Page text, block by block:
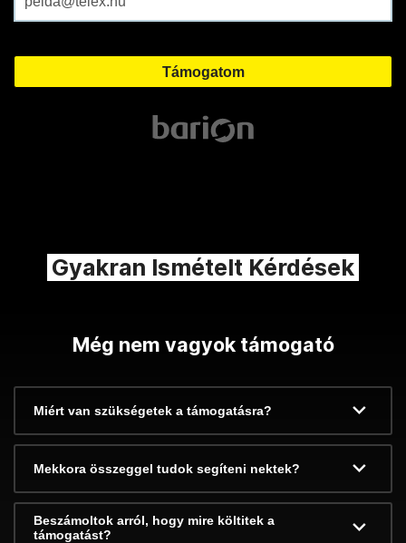
Gyakran Ismételt Kérdések
Még nem vagyok támogató
Miért van szükségetek a támogatásra?
Mekkora összeggel tudok segíteni nektek?
Beszámoltok arról, hogy mire költitek a
támogatást?